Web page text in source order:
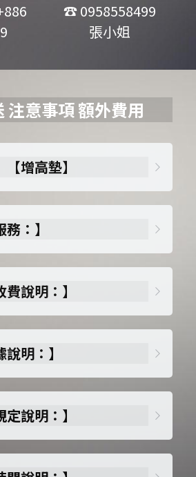
☎ 0958558499
張小姐
注意事項 額外費用
【增高墊】
： 】
說明： 】
明： 】
定說明 ： 】